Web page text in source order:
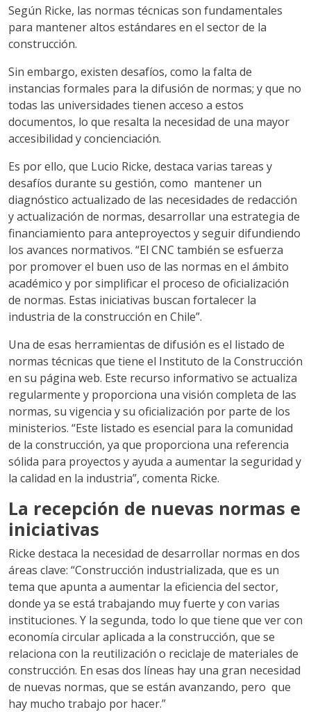
Según Ricke, las normas técnicas son fundamentales
para mantener altos estándares en el sector de la
construcción.
Sin embargo, existen desafíos, como la falta de
instancias formales para la difusión de normas; y que no
todas las universidades tienen acceso a estos
documentos, lo que resalta la necesidad de una mayor
accesibilidad y concienciación.
Es por ello, que Lucio Ricke, destaca varias tareas y
desafíos durante su gestión, como mantener un
diagnóstico actualizado de las necesidades de redacción
y actualización de normas, desarrollar una estrategia de
financiamiento para anteproyectos y seguir difundiendo
los avances normativos. “El CNC también se esfuerza
por promover el buen uso de las normas en el ámbito
académico y por simplificar el proceso de oficialización
de normas. Estas iniciativas buscan fortalecer la
industria de la construcción en Chile”.
Una de esas herramientas de difusión es el listado de
normas técnicas que tiene el Instituto de la Construcción
en su página web. Este recurso informativo se actualiza
regularmente y proporciona una visión completa de las
normas, su vigencia y su oficialización por parte de los
ministerios. “Este listado es esencial para la comunidad
de la construcción, ya que proporciona una referencia
sólida para proyectos y ayuda a aumentar la seguridad y
la calidad en la industria”, comenta Ricke.
La recepción de nuevas normas e
iniciativas
Ricke destaca la necesidad de desarrollar normas en dos
áreas clave: “Construcción industrializada, que es un
tema que apunta a aumentar la eficiencia del sector,
donde ya se está trabajando muy fuerte y con varias
instituciones. Y la segunda, todo lo que tiene que ver con
economía circular aplicada a la construcción, que se
relaciona con la reutilización o reciclaje de materiales de
construcción. En esas dos líneas hay una gran necesidad
de nuevas normas, que se están avanzando, pero que
hay mucho trabajo por hacer.”